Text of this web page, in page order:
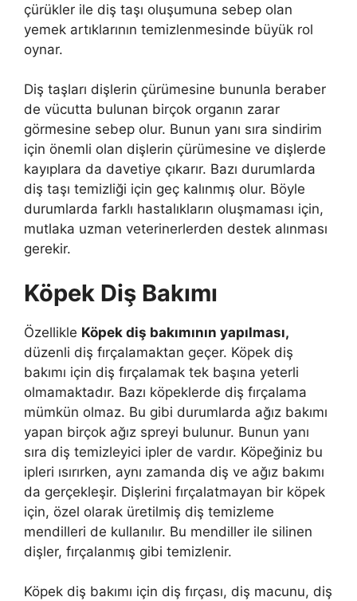
çürükler ile diş taşı oluşumuna sebep olan
yemek artıklarının temizlenmesinde büyük rol
oynar.
Diş taşları dişlerin çürümesine bununla beraber
de vücutta bulunan birçok organın zarar
görmesine sebep olur. Bunun yanı sıra sindirim
için önemli olan dişlerin çürümesine ve dişlerde
kayıplara da davetiye çıkarır. Bazı durumlarda
diş taşı temizliği için geç kalınmış olur. Böyle
durumlarda farklı hastalıkların oluşmaması için,
mutlaka uzman veterinerlerden destek alınması
gerekir.
Köpek Diş Bakımı
Özellikle Köpek diş bakımının yapılması,
düzenli diş fırçalamaktan geçer. Köpek diş
bakımı için diş fırçalamak tek başına yeterli
olmamaktadır. Bazı köpeklerde diş fırçalama
mümkün olmaz. Bu gibi durumlarda ağız bakımı
yapan birçok ağız spreyi bulunur. Bunun yanı
sıra diş temizleyici ipler de vardır. Köpeğiniz bu
ipleri ısırırken, aynı zamanda diş ve ağız bakımı
da gerçekleşir. Dişlerini fırçalatmayan bir köpek
için, özel olarak üretilmiş diş temizleme
mendilleri de kullanılır. Bu mendiller ile silinen
dişler, fırçalanmış gibi temizlenir.
Köpek diş bakımı için diş fırçası, diş macunu, diş